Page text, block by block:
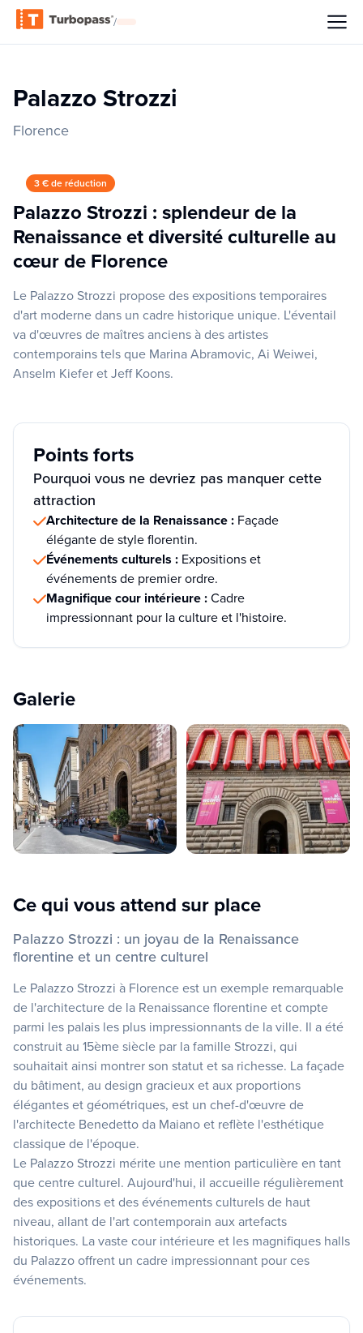
/
Palazzo Strozzi
Florence
3 € de réduction
Palazzo Strozzi : splendeur de la
Renaissance et diversité culturelle au
cœur de Florence
Le Palazzo Strozzi propose des expositions temporaires
d'art moderne dans un cadre historique unique. L'éventail
va d'œuvres de maîtres anciens à des artistes
contemporains tels que Marina Abramovic, Ai Weiwei,
Anselm Kiefer et Jeff Koons.
Points forts
Pourquoi vous ne devriez pas manquer cette
attraction
Architecture de la Renaissance : Façade
élégante de style florentin.
Événements culturels : Expositions et
événements de premier ordre.
Magnifique cour intérieure :Cadre
impressionnant pour la culture et l'histoire.
Galerie
Ce qui vous attend sur place
Palazzo Strozzi : un joyau de la Renaissance
florentine et un centre culturel
Le Palazzo Strozzi à Florence est un exemple remarquable
de l'architecture de la Renaissance florentine et compte
parmi les palais les plus impressionnants de la ville. Il a été
construit au 15ème siècle par la famille Strozzi, qui
souhaitait ainsi montrer son statut et sa richesse. La façade
du bâtiment, au design gracieux et aux proportions
élégantes et géométriques, est un chef-d'œuvre de
l'architecte Benedetto da Maiano et reflète l'esthétique
classique de l'époque.
Le Palazzo Strozzi mérite une mention particulière en tant
que centre culturel. Aujourd'hui, il accueille régulièrement
des expositions et des événements culturels de haut
niveau, allant de l'art contemporain aux artefacts
historiques. La vaste cour intérieure et les magnifiques halls
du Palazzo offrent un cadre impressionnant pour ces
événements.